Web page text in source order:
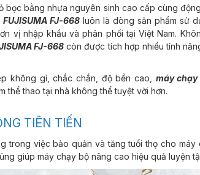
bằng nhựa nguyên sinh cao cấp cùng
FUJISUMA FJ-668luôn là dòng sản phẩm sử
vị nhập khẩu và phân phối tại Việt Nam.
FJ-668còn được tích hợp nhiều tính
không gỉ, chắc chắn, độ bền cao, máy chạy
thể thao tại nhà không thể tuyệt vời hơn.
TIÊN TIẾN
trong việc bảo quản và tăng tuổi thọ cho máy
giúp máy chạy bộ nâng cao hiệu quả luyện